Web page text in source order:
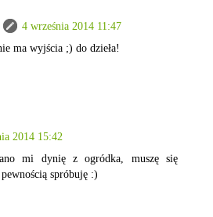
4 września 2014 11:47
ma wyjścia ;) do dzieła!
2014 15:42
mi dynię z ogródka, muszę się
spróbuję :)